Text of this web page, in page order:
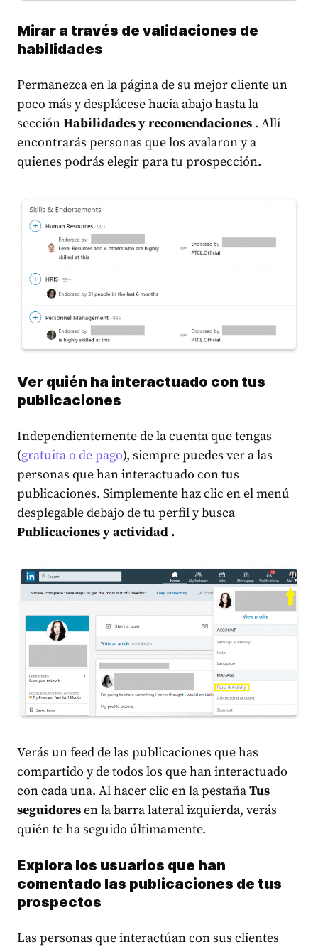
Mirar a través de validaciones de
habilidades
Permanezca en la página de su mejor cliente un
poco más y desplácese hacia abajo hasta la
secciónHabilidades y recomendaciones . Allí
encontrarás personas que los avalaron y a
quienes podrás elegir para tu prospección.
Ver quién ha interactuado con tus
publicaciones
Independientemente de la cuenta que tengas
(gratuita o de pago), siempre puedes ver a las
personas que han interactuado con tus
publicaciones. Simplemente haz clic en el menú
desplegable debajo de tu perfil y busca
Publicaciones y actividad .
Verás un feed de las publicaciones que has
compartido y de todos los que han interactuado
con cada una. Al hacer clic en la pestañaTus
seguidoresen la barra lateral izquierda, verás
quién te ha seguido últimamente.
Explora los usuarios que han
comentado las publicaciones de tus
prospectos
Las personas que interactúan con sus clientes